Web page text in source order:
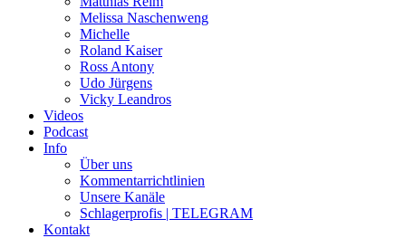
Melissa Naschenweng
Michelle
Roland Kaiser
Ross Antony
Udo Jürgens
Vicky Leandros
Videos
Podcast
Info
Über uns
Kommentarrichtlinien
Unsere Kanäle
Schlagerprofis | TELEGRAM
Kontakt